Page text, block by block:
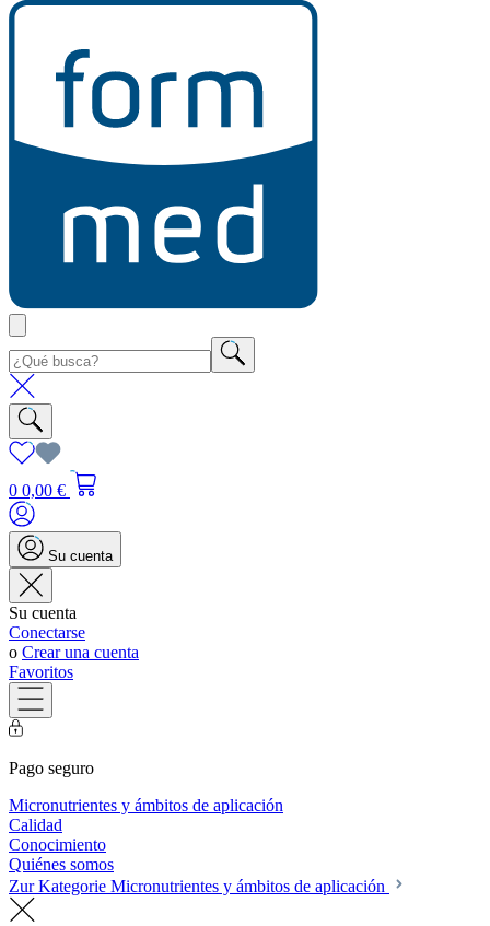
0 0,00 €
Su cuenta
Su cuenta
Conectarse
o Crear una cuenta
Favoritos
Pago seguro
Micronutrientes y ámbitos de aplicación
Calidad
Conocimiento
Quiénes somos
Zur Kategorie Micronutrientes y ámbitos de aplicación